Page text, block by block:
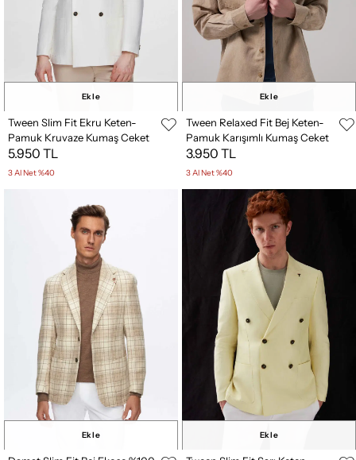
Ekle
Tween Slim Fit Ekru Keten-
Pamuk Kruvaze Kumaş Ceket
5.950 TL
3 Al Net %40
Ekle
Tween Relaxed Fit Bej Keten-
Pamuk Karışımlı Kumaş Ceket
3.950 TL
3 Al Net %40
Ekle Ekle